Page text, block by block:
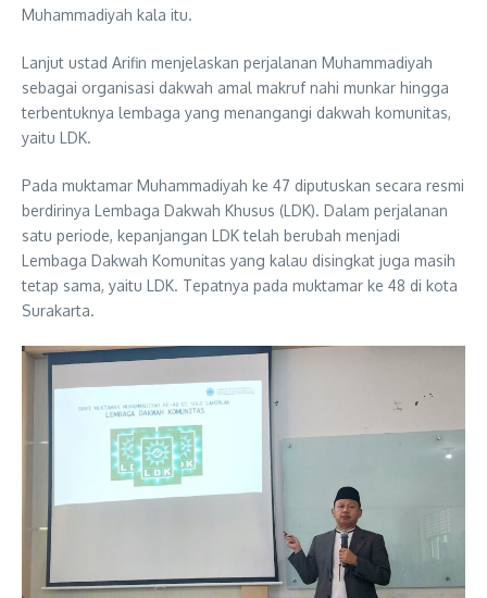
Muhammadiyah kala itu.
Lanjut ustad Arifin menjelaskan perjalanan Muhammadiyah
sebagai organisasi dakwah amal makruf nahi munkar hingga
terbentuknya lembaga yang menangangi dakwah komunitas,
yaitu LDK.
Pada muktamar Muhammadiyah ke 47 diputuskan secara resmi
berdirinya Lembaga Dakwah Khusus (LDK). Dalam perjalanan
satu periode, kepanjangan LDK telah berubah menjadi
Lembaga Dakwah Komunitas yang kalau disingkat juga masih
tetap sama, yaitu LDK. Tepatnya pada muktamar ke 48 di kota
Surakarta.